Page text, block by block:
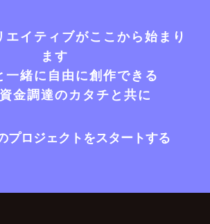
エイティブがここから始まり
ます
一緒に自由に創作できる
金調達のカタチと共に
プロジェクトをスタートする